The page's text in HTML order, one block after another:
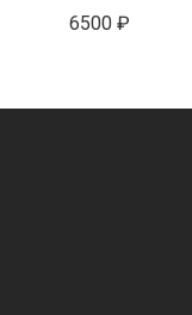
6500 ₽